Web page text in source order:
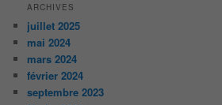
ARCHIVES
juillet 2025
mai 2024
mars 2024
février 2024
septembre 2023